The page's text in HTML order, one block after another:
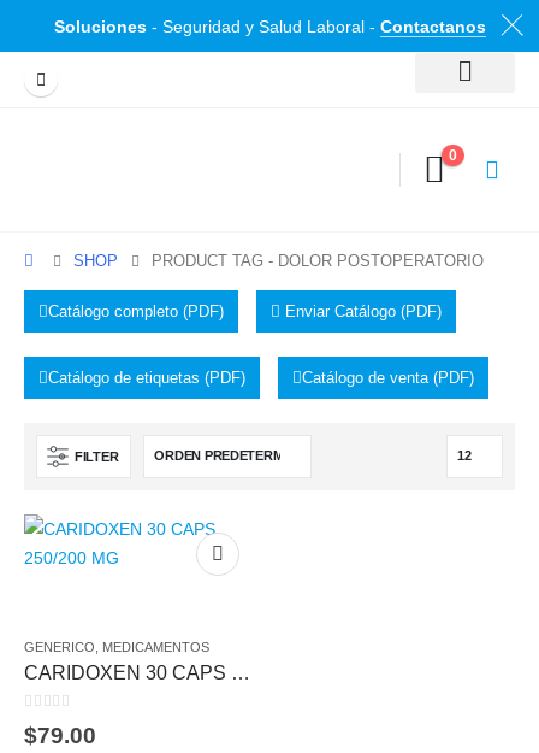
Soluciones- Seguridad y Salud Laboral - Contactanos
0
SHOP PRODUCT TAG - DOLOR POSTOPERATORIO
Catálogo completo (PDF) Enviar Catálogo (PDF)
Catálogo de etiquetas (PDF) Catálogo de venta (PDF)
FILTER
GENERICO MEDICAMENTOS
CARIDOXEN 30 CAPS 250/200 MG
0
$79.00